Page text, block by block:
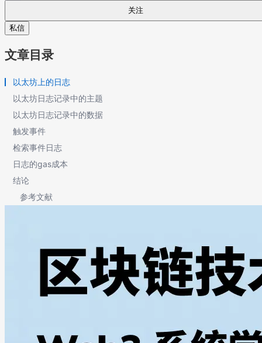
关注
私信
文章目录
以太坊上的日志
以太坊日志记录中的主题
以太坊日志记录中的数据
触发事件
检索事件日志
日志的gas成本
结论
参考文献